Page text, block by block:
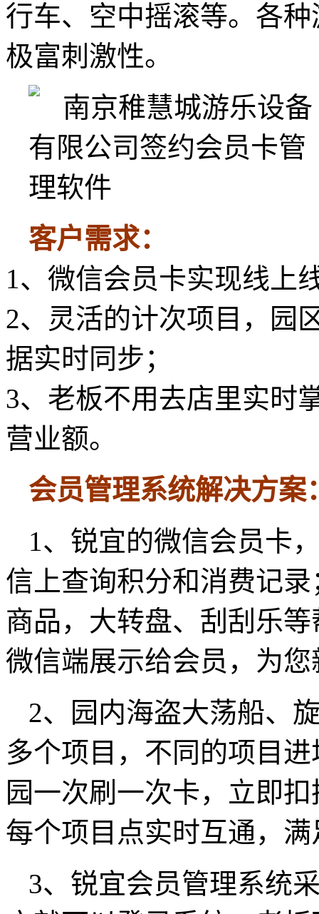
行车、空中摇滚等。各
极富刺激性。
客户需求：
1、微信会员卡实现线上
2、灵活的计次项目，园
据实时同步；
3、老板不用去店里实时
营业额。
会员管理系统解决方案
1、锐宜的微信会员卡
信上查询积分和消费记
商品，大转盘、刮刮乐
微信端展示给会员，为
2、园内海盗大荡船、
多个项目，不同的项目
园一次刷一次卡，立即
每个项目点实时互通，
3、锐宜会员管理系统